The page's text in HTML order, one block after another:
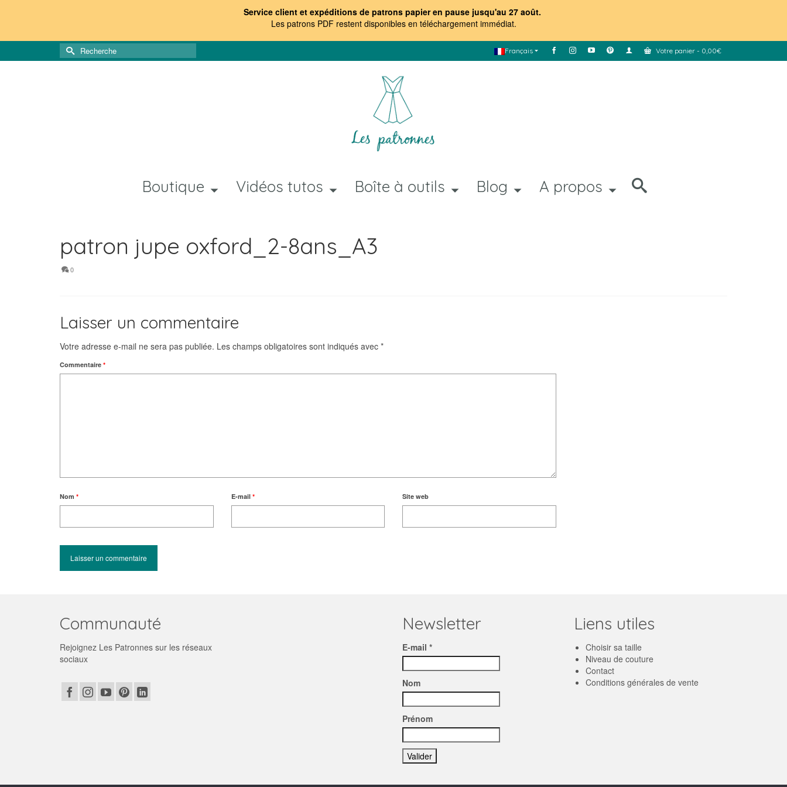
Service client et expéditions de patrons papier en pause jusqu'au 27 août.
Les patrons PDF restent disponibles en téléchargement immédiat.
Français Votre panier - 0,00€
Rechercher :
Boutique Vidéos tutos Boîte à outils Blog A propos
patron jupe oxford_2-8ans_A3
0
Laisser un commentaire
Votre adresse e-mail ne sera pas publiée. Les champs obligatoires sont indiqués avec *
Commentaire *
Nom * E-mail * Site web
Communauté
Rejoignez Les Patronnes sur les réseaux
sociaux
Newsletter
E-mail *
Nom
Prénom
Liens utiles
Choisir sa taille
Niveau de couture
Contact
Conditions générales de vente